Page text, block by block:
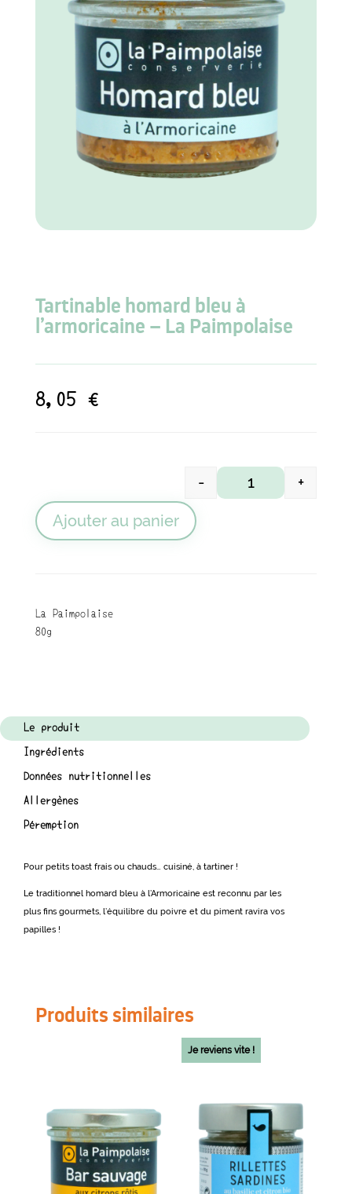
Tartinable homard bleu à
l’armoricaine – La Paimpolaise
8,05 €
quantité de
- +
Ajouter au panier
La Paimpolaise
80g
Le produit
Ingrédients
Données nutritionnelles
Allergènes
Péremption
Pour petits toast frais ou chauds… cuisiné, à tartiner !
Le traditionnel homard bleu à l’Armoricaine est reconnu par les
plus fins gourmets, l’équilibre du poivre et du piment ravira vos
papilles !
Produits similaires
Je reviens vite !